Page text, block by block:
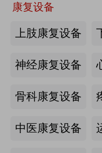
康复设备
上肢康复设备
神经康复设备
骨科康复设备
中医康复设备
来源:注册会员
海量养老行业资